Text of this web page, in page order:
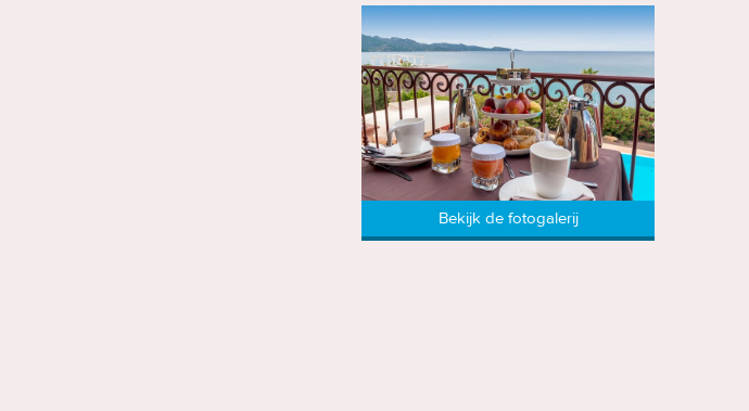
Bekijk de fotogalerij